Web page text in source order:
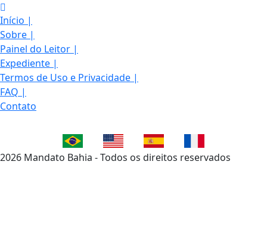
Início |
Sobre |
Painel do Leitor |
Expediente |
Termos de Uso e Privacidade |
FAQ |
Contato
2026 Mandato Bahia - Todos os direitos reservados